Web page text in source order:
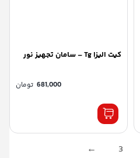
کیت الیزا Tg – سامان تجهیز نور
681,000 تومان
3
←